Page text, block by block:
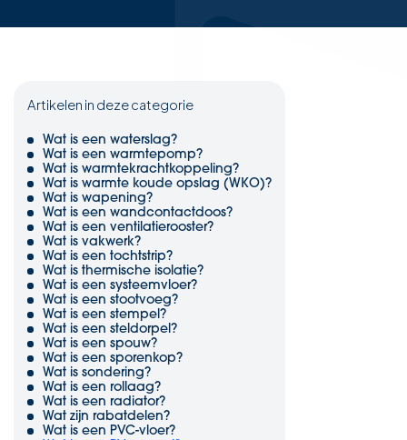
Artikelen in deze categorie
Wat is een waterslag?
Wat is een warmtepomp?
Wat is warmtekrachtkoppeling?
Wat is warmte koude opslag (WKO)?
Wat is wapening?
Wat is een wandcontactdoos?
Wat is een ventilatierooster?
Wat is vakwerk?
Wat is een tochtstrip?
Wat is thermische isolatie?
Wat is een systeemvloer?
Wat is een stootvoeg?
Wat is een stempel?
Wat is een steldorpel?
Wat is een spouw?
Wat is een sporenkop?
Wat is sondering?
Wat is een rollaag?
Wat is een radiator?
Wat zijn rabatdelen?
Wat is een PVC-vloer?